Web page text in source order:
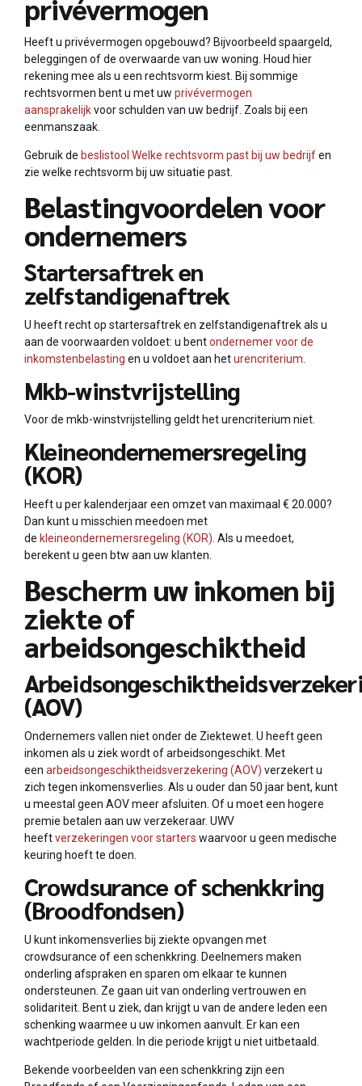
privévermogen
Heeft u privévermogen opgebouwd? Bijvoorbeeld spaargeld,
beleggingen of de overwaarde van uw woning. Houd hier
rekening mee als u een rechtsvorm kiest. Bij sommige
rechtsvormen bent u met uw privévermogen
aansprakelijkvoor schulden van uw bedrijf. Zoals bij een
eenmanszaak.
Gebruik de beslistool Welke rechtsvorm past bij uw bedrijfen
zie welke rechtsvorm bij uw situatie past.
Belastingvoordelen voor
ondernemers
Startersaftrek en
zelfstandigenaftrek
U heeft recht op startersaftrek en zelfstandigenaftrek als u
aan de voorwaarden voldoet: u bentondernemer voor de
inkomstenbelasting en u voldoet aan heturencriterium
Mkb-winstvrijstelling
Voor de mkb-winstvrijstelling geldt het urencriterium niet.
Kleineondernemersregeling
(KOR)
Heeft u per kalenderjaar een omzet van maximaal € 20.000?
Dan kunt u misschien meedoen met
de kleineondernemersregeling (KOR) . Als u meedoet,
berekent u geen btw aan uw klanten.
Bescherm uw inkomen bij
ziekte of
arbeidsongeschiktheid
(AOV)
Ondernemers vallen niet onder de Ziektewet. U heeft geen
inkomen als u ziek wordt of arbeidsongeschikt. Met
een arbeidsongeschiktheidsverzekering (AOV) verzekert u
zich tegen inkomensverlies. Als u ouder dan 50 jaar bent, kunt
u meestal geen AOV meer afsluiten. Of u moet een hogere
premie betalen aan uw verzekeraar. UWV
heeftverzekeringen voor starters waarvoor u geen medische
keuring hoeft te doen.
Crowdsurance of schenkkring
(Broodfondsen)
U kunt inkomensverlies bij ziekte opvangen met
crowdsurance of een schenkkring. Deelnemers maken
onderling afspraken en sparen om elkaar te kunnen
ondersteunen. Ze gaan uit van onderling vertrouwen en
solidariteit. Bent u ziek, dan krijgt u van de andere leden een
schenking waarmee u uw inkomen aanvult. Er kan een
wachtperiode gelden. In die periode krijgt u niet uitbetaald.
Bekende voorbeelden van een schenkkring zijn een